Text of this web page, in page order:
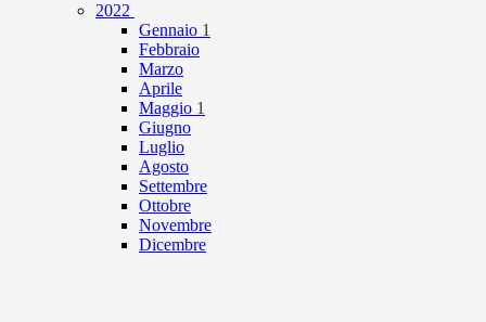
2022
Gennaio 1
Febbraio
Marzo
Aprile
Maggio 1
Giugno
Luglio
Agosto
Settembre
Ottobre
Novembre
Dicembre